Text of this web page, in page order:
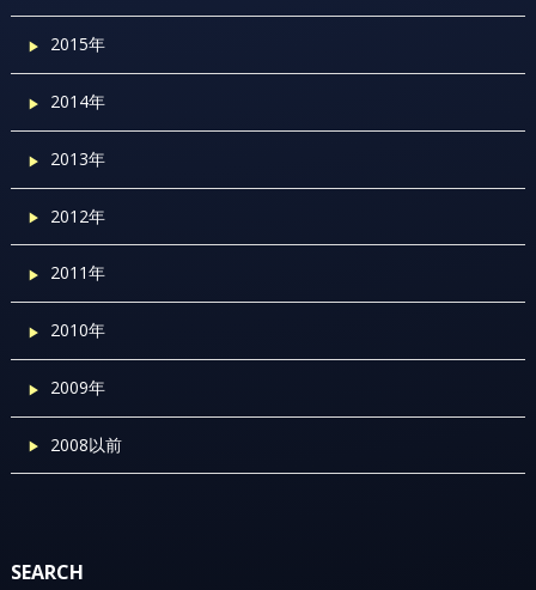
2015年
2014年
2013年
2012年
2011年
2010年
2009年
2008以前
SEARCH